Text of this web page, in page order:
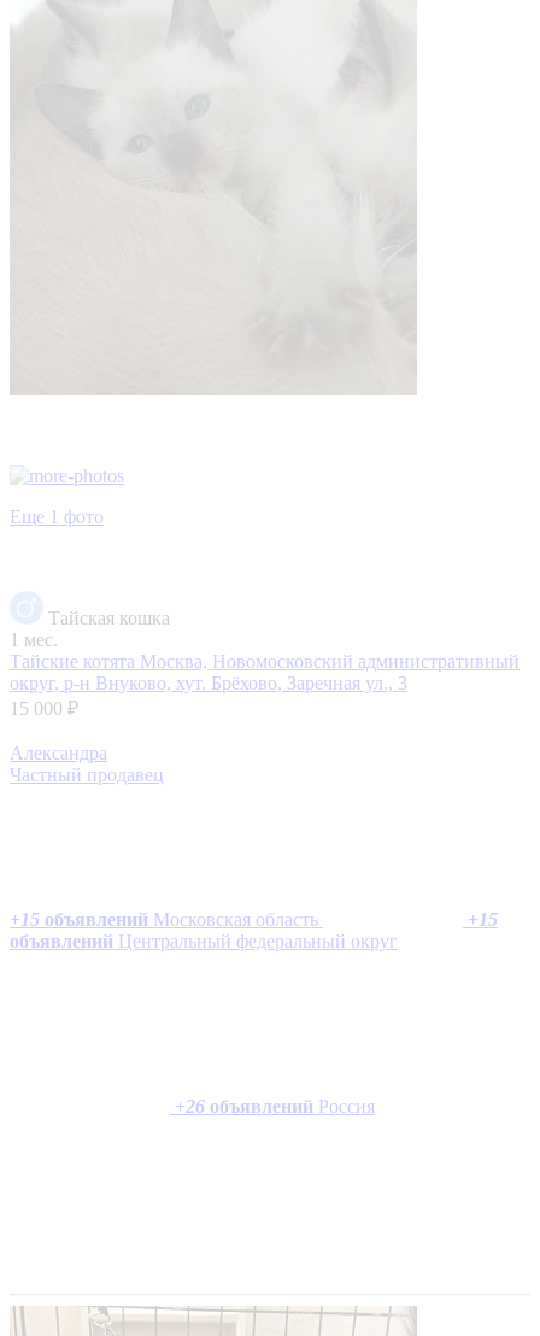
Еще 1 фото
Тайская кошка
1 мес.
Тайские котята Москва, Новомосковский административный
округ, р-н Внуково, хут. Брёхово, Заречная ул., 3
15 000 ₽
Александра
Частный продавец
+15 объявлений Московская область +15
объявлений Центральный федеральный округ
+26 объявлений Россия